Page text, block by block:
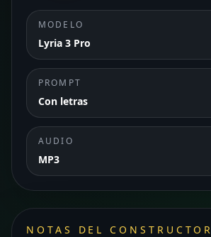
MODELO
Lyria 3 Pro
PROMPT
Con letras
AUDIO
MP3
NOTAS DEL CONSTRUCTOR